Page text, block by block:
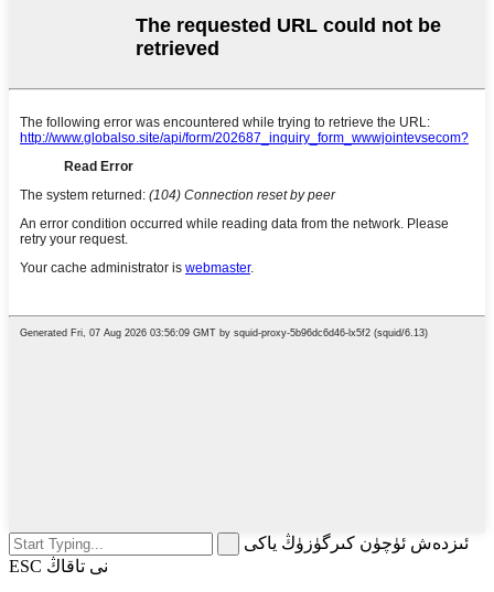
ئىزدەش ئۈچۈن كىرگۈزۈڭ ياكى
ESC نى تاقاڭ